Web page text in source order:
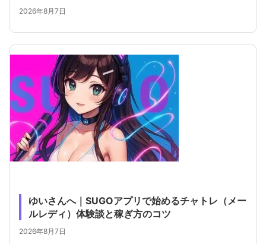
2026年8月7日
ゆいさんへ｜SUGOアプリで始めるチャトレ（メー
ルレディ）体験談と稼ぎ方のコツ
2026年8月7日